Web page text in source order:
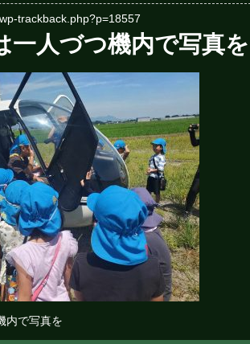
trackback.php?p=18557
一人づつ機内で写真を
内で写真を